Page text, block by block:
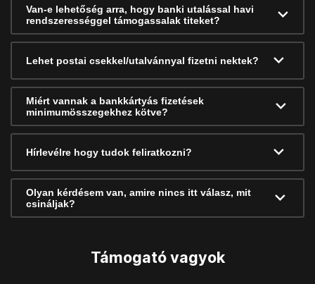
Van-e lehetőség arra, hogy banki utalással havi
rendszerességgel támogassalak titeket?
Lehet postai csekkel/utalvánnyal fizetni nektek?
Miért vannak a bankkártyás fizetések
minimumösszegekhez kötve?
Hírlevélre hogy tudok feliratkozni?
Olyan kérdésem van, amire nincs itt válasz, mit
csináljak?
Támogató vagyok